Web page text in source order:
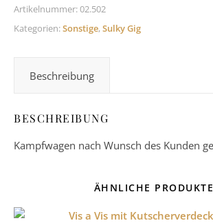
Artikelnummer:02.502
Kategorien:Sonstige,Sulky Gig
Beschreibung
BESCHREIBUNG
Kampfwagen nach Wunsch des Kunden
ÄHNLICHE PRODUKTE